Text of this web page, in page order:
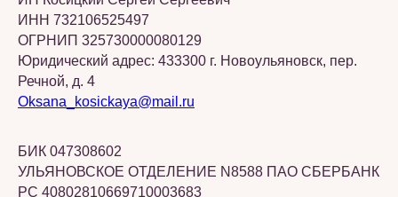
ИНН 732106525497
ОГРНИП 325730000080129
Юридический адрес: 433300 г. Новоульяновск, пер.
Речной, д. 4
Oksana_kosickaya@mail.ru
БИК 047308602
УЛЬЯНОВСКОЕ ОТДЕЛЕНИЕ N8588 ПАО СБЕРБАНК
РС 40802810669710003683